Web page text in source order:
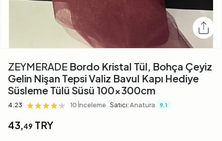
ZEYMERADE Bordo Kristal Tül, Bohça Çeyiz
Gelin Nişan Tepsi Valiz Bavul Kapı Hediye
Süsleme Tülü Süsü 100x300cm
4.23 ★★★★★
★★★★★
★★★★★ 10 İnceleme Satıcı:Anatura 9.1
43,49 TRY